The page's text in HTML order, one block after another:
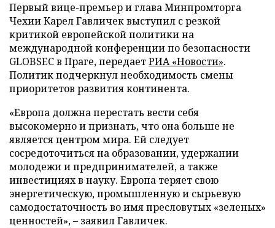
Первый вице-премьер и глава Минпромторга
Чехии Карел Гавличек выступил с резкой
критикой европейской политики на
международной конференции по безопасности
GLOBSEC в Праге, передаетРИА «Новости».
Политик подчеркнул необходимость смены
приоритетов развития континента.
«Европа должна перестать вести себя
высокомерно и признать, что она больше не
является центром мира. Ей следует
сосредоточиться на образовании, удержании
молодежи и предпринимателей, а также
инвестициях в науку. Европа теряет свою
энергетическую, промышленную и сырьевую
самодостаточность во имя пресловутых «зеленых»
ценностей», – заявил Гавличек.